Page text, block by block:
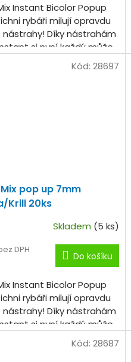
Instant Bicolor Popup
rybáři milují opravdu
nástrahy! Díky nástrahám
si nyní každý může
několik příchutí, barev
pop up 7mm
Krill 20ks
Skladem (5 ks)
DPH
Do košíku
Instant Bicolor Popup
rybáři milují opravdu
nástrahy! Díky nástrahám
si nyní každý může
několik příchutí, barev
Kód: 28697
Kód: 28687